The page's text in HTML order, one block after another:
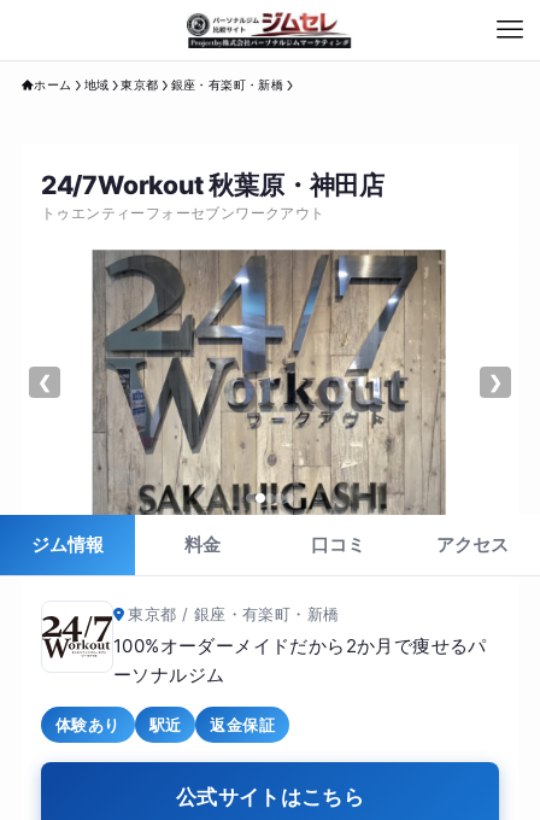
ホーム 地域 東京都 銀座・有楽町・新橋
24/7Workout 秋葉原・神田店
トゥエンティーフォーセブンワークアウト
❮ ❯
ジム情報 料金 口コミ アクセス
東京都 / 銀座・有楽町・新橋
100%オーダーメイドだから2か月で痩せるパ
ーソナルジム
体験あり 駅近 返金保証
公式サイトはこちら